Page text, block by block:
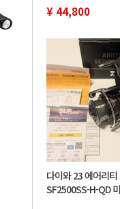
¥ 44,800
다이와 23 에어리
SF2500SS-H-QD